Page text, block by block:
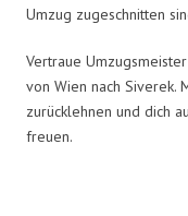
Umzug zugeschnitten
Vertraue
von Wien nach Siverek.
zurücklehnen und dich
freuen.